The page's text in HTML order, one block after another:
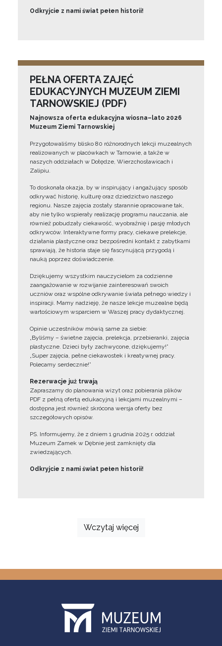
Odkryjcie z nami świat pełen historii!
PEŁNA OFERTA ZAJĘĆ
EDUKACYJNYCH MUZEUM ZIEMI
TARNOWSKIEJ (PDF)
Najnowsza oferta edukacyjna wiosna–lato 2026
Muzeum Ziemi Tarnowskiej
Przygotowaliśmy blisko 80 różnorodnych lekcji muzealnych
realizowanych w placówkach w Tarnowie, a także w
naszych oddziałach w Dołędze, Wierzchosławicach i
Zalipiu.
To doskonała okazja, by w inspirujący i angażujący sposób
odkrywać historię, kulturę oraz dziedzictwo naszego
regionu. Nasze zajęcia zostały starannie opracowane tak,
aby nie tylko wspierały realizację programu nauczania, ale
również pobudzały ciekawość, wyobraźnię i pasję młodych
odkrywców. Interaktywne formy pracy, ciekawe prelekcje,
działania plastyczne oraz bezpośredni kontakt z zabytkami
sprawiają, że historia staje się fascynującą przygodą i
nauką poprzez doświadczenie.
Dziękujemy wszystkim nauczycielom za codzienne
zaangażowanie w rozwijanie zainteresowań swoich
uczniów oraz wspólne odkrywanie świata pełnego wiedzy i
inspiracji. Mamy nadzieję, że nasze lekcje muzealne będą
wartościowym wsparciem w Waszej pracy dydaktycznej.
Opinie uczestników mówią same za siebie:
„Byliśmy – świetne zajęcia, prelekcja, przebieranki, zajęcia
plastyczne. Dzieci były zachwycone, dziękujemy!”
„Super zajęcia, pełne ciekawostek i kreatywnej pracy.
Polecamy serdecznie!”
Rezerwacje już trwają
Zapraszamy do planowania wizyt oraz pobierania plików
PDF z pełną ofertą edukacyjną i lekcjami muzealnymi –
dostępna jest również skrócona wersja oferty bez
szczegółowych opisów.
PS. Informujemy, że z dniem 1 grudnia 2025 r. oddział
Muzeum Zamek w Dębnie jest zamknięty dla
zwiedzających.
Odkryjcie z nami świat pełen historii!
Wczytaj więcej